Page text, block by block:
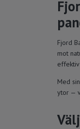
Fjord
mot
Med
ytor —